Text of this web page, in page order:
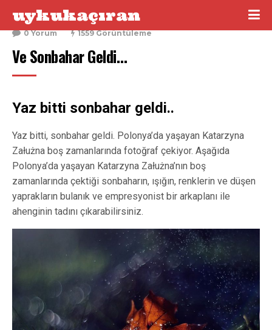
uykukaçıran
8 Ekim 2016
0 Yorum
1559 Görüntüleme
Ve Sonbahar Geldi…
Yaz bitti sonbahar geldi..
Yaz bitti, sonbahar geldi. Polonya’da yaşayan Katarzyna
Załużna boş zamanlarında fotoğraf çekiyor. Aşağıda
Polonya’da yaşayan Katarzyna Załużna’nın boş
zamanlarında çektiği sonbaharın, ışığın, renklerin ve düşen
yaprakların bulanık ve empresyonist bir arkaplanı ile
ahenginin tadını çıkarabilirsiniz.